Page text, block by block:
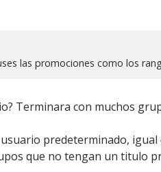
las promociones como los
Terminara con muchos
predeterminado,
que no tengan un titulo